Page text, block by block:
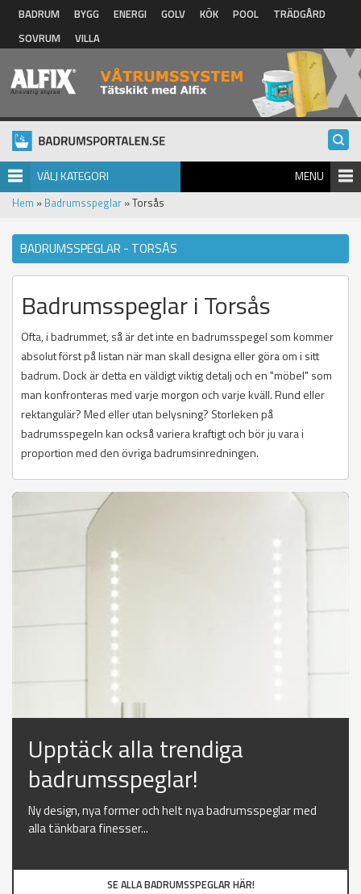
Hoppa till huvudinnehåll
BADRUM BYGG ENERGI GOLV KÖK POOL
TRÄDGÅRD
SOVRUM
VILLA
VÄLJ KATEGORI MENU
Hem » Badrumsspeglar » Torsås
BADRUMSSPEGLAR - TORSÅS
Badrumsspeglar i Torsås
Ofta, i badrummet, så är det inte en badrumsspegel som kommer
absolut först på listan när man skall designa eller göra om i sitt
badrum. Dock är detta en väldigt viktig detalj och en "möbel" som
man konfronteras med varje morgon och varje kväll. Rund eller
rektangulär? Med eller utan belysning? Storleken på
badrumsspegeln kan också variera kraftigt och bör ju vara i
proportion med den övriga badrumsinredningen.
Upptäck alla trendiga
badrumsspeglar!
Ny design, nya former och helt nya badrumsspeglar med
alla tänkbara finesser...
SE ALLA BADRUMSSPEGLAR HÄR!